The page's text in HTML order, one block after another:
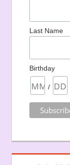
Last Name
Birthday
/